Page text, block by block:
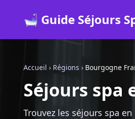
🛁 Guide Séjours
Accueil › Régions › Bourgogne
Séjours spa
Trouvez les séjours spa